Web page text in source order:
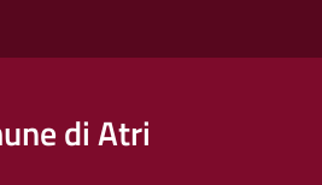
di Atri